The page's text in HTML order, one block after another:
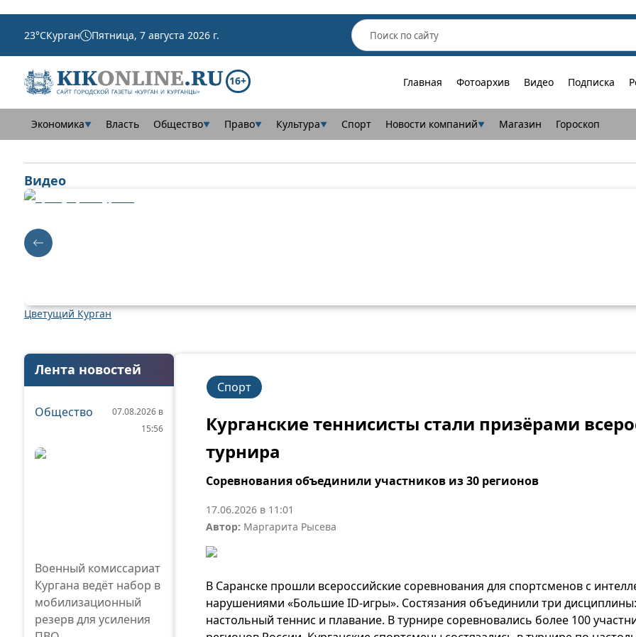
23°CКурган Пятница, 7 августа 2026 г.
16+ Главная Фотоархив Видео Подписка
Экономика▼ Власть Общество▼ Право▼ Культура▼ Спорт Новости компаний▼ Магазин Гороскоп
Видео
Цветущий Курган
Лента новостей
Общество
07.08.2026 в
15:56
Военный комиссариат
Кургана ведёт набор в
мобилизационный
резерв для усиления
Спорт
Курганские теннисисты стали призёрами
турнира
Соревнования объединили участников из 30 регионов
17.06.2026 в 11:01
Автор: Маргарита Рысева
В Саранске прошли всероссийские соревнования для спортсменов с
нарушениями «Большие ID-игры». Состязания объединили три дисциплины:
настольный теннис и плавание. В турнире соревновались более 100